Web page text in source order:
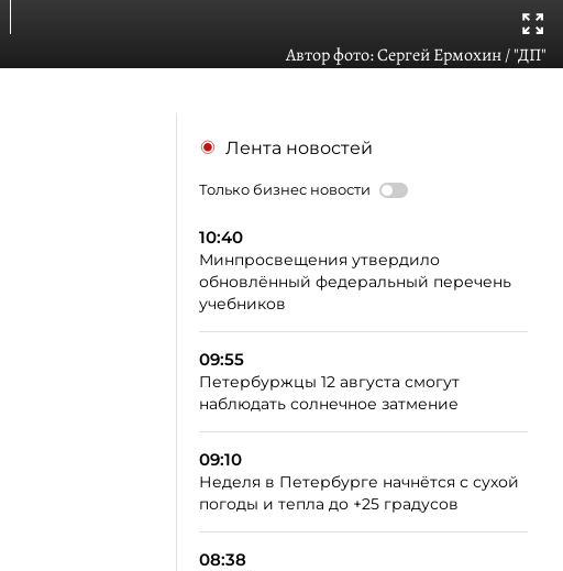
Автор фото:Сергей Ермохин / "ДП"
Лента новостей
Только бизнес новости
10:40
Минпросвещения утвердило
обновлённый федеральный перечень
учебников
09:55
Петербуржцы 12 августа смогут
наблюдать солнечное затмение
09:10
Неделя в Петербурге начнётся с сухой
погоды и тепла до +25 градусов
08:38